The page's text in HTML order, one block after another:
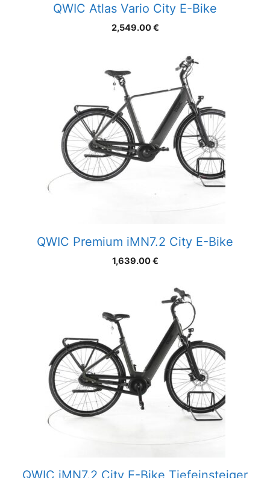
QWIC Atlas Vario City E-Bike
2,549.00€
QWIC Premium iMN7.2 City E-Bike
1,639.00€
QWIC iMN7.2 City E-Bike Tiefeinsteiger